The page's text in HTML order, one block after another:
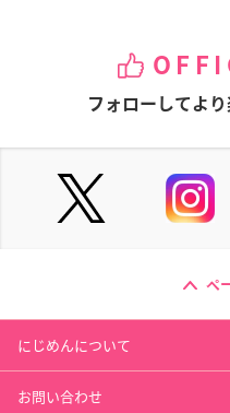
フォローしてよ
ペ
にじめんについて
お問い合わせ